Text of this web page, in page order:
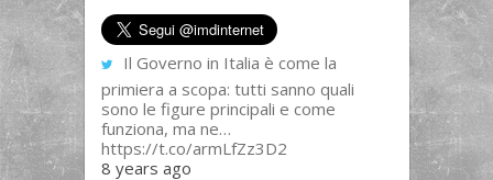
Il Governo in Italia è come la
primiera a scopa: tutti sanno quali
sono le figure principali e come
funziona, ma ne…
https://t.co/armLfZz3D2
8 years ago